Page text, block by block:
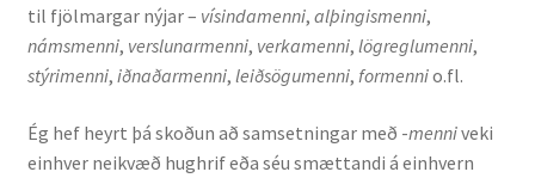
Orðalyklar og orðafar
Orðhlutafræði
Samtímasetningafræði
til fjölmargar nýjar – vísindamenni, alþingismenni,
námsmenni, verslunarmenni, verkamenni, lögreglumenni,
stýrimenni, iðnaðarmenni, leiðsögumenni, formennio.fl.
Ég hef heyrt þá skoðun að samsetningar með -menniveki
einhver neikvæð hughrif eða séu smættandi á einhvern